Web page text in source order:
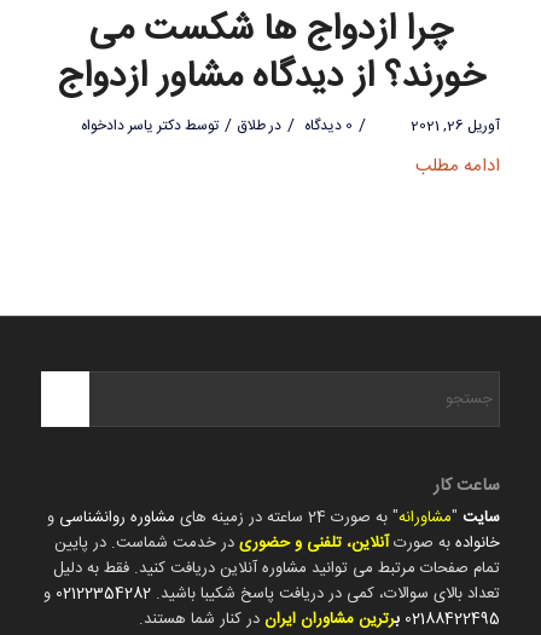
چرا ازدواج ها شکست می
خورند؟ از دیدگاه مشاور ازدواج
آوریل 26, 2021 / 0 دیدگاه / درطلاق / توسطدکتر یاسر دادخواه
ادامه مطلب
ساعت کار
سایت"مشاورانه" به صورت 24 ساعته در زمینه های مشاوره روانشناسی و
خانوادهبه صورتآنلاین، تلفنی و حضوریدر خدمت شماست. در پایین
تمام صفحات مرتبط می توانید مشاوره آنلاین دریافت کنید. فقط به دلیل
تعداد بالای سوالات، کمی در دریافت پاسخ شکیبا باشید. 02122354282 و
02188422495 برترین مشاوران ایراندر کنار شما هستند.